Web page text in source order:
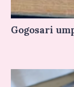
Gogosari